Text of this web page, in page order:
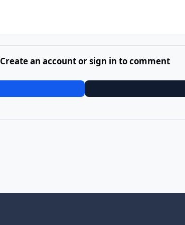
Create an account or sign in to comment